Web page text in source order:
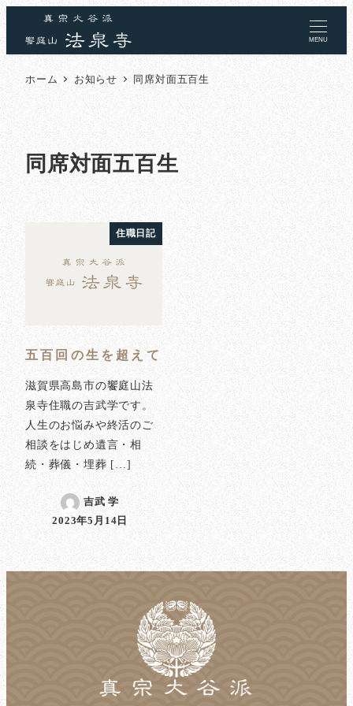
MENU
ホーム お知らせ 同席対面五百生
同席対面五百生
住職日記
五百回の生を超えて
滋賀県高島市の饗庭山法
泉寺住職の吉武学です。
人生のお悩みや終活のご
相談をはじめ遺言・相
続・葬儀・埋葬 […]
吉武 学
投稿日
2023年5月14日